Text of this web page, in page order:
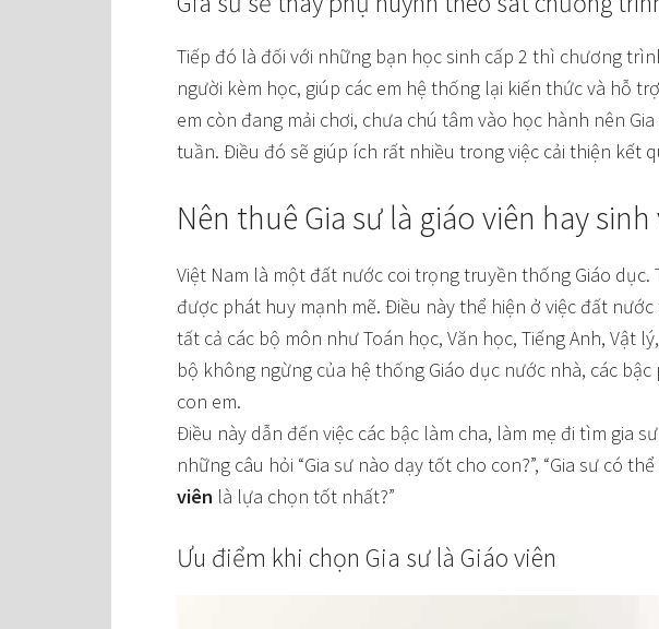
Tiếp đó là đối với những bạn học sinh cấp 2 thì chương
người kèm học, giúp các em hệ thống lại kiến thức và hỗ
em còn đang mải chơi, chưa chú tâm vào học hành nên
tuần. Điều đó sẽ giúp ích rất nhiều trong việc cải thiện kết
Nên thuê Gia sư là giáo viên hay sinh
Việt Nam là một đất nước coi trọng truyền thống Giáo
được phát huy mạnh mẽ. Điều này thể hiện ở việc đất
tất cả các bộ môn như Toán học, Văn học, Tiếng Anh,
bộ không ngừng của hệ thống Giáo dục nước nhà, các
con em.
Điều này dẫn đến việc các bậc làm cha, làm mẹ đi tìm gia
những câu hỏi “Gia sư nào dạy tốt cho con?”, “Gia sư có
viên là lựa chọn tốt nhất?”
Ưu điểm khi chọn Gia sư là Giáo viên